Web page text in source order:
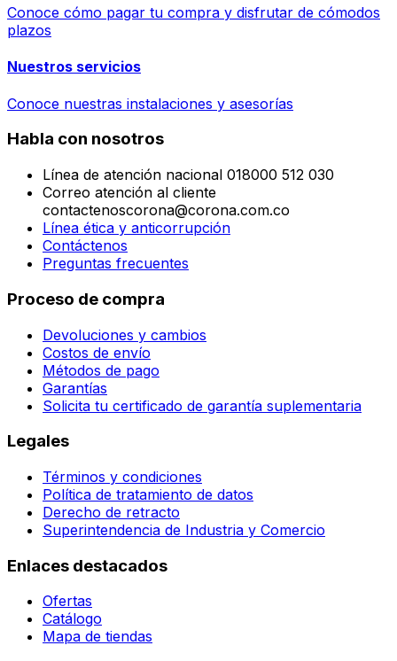
Conoce cómo pagar tu compra y disfrutar de cómodos
plazos
Nuestros servicios
Conoce nuestras instalaciones y asesorías
Habla con nosotros
Línea de atención nacional 018000 512 030
Correo atención al cliente
contactenoscorona@corona.com.co
Línea ética y anticorrupción
Contáctenos
Preguntas frecuentes
Proceso de compra
Devoluciones y cambios
Costos de envío
Métodos de pago
Garantías
Solicita tu certificado de garantía suplementaria
Legales
Términos y condiciones
Política de tratamiento de datos
Derecho de retracto
Superintendencia de Industria y Comercio
Enlaces destacados
Ofertas
Catálogo
Mapa de tiendas